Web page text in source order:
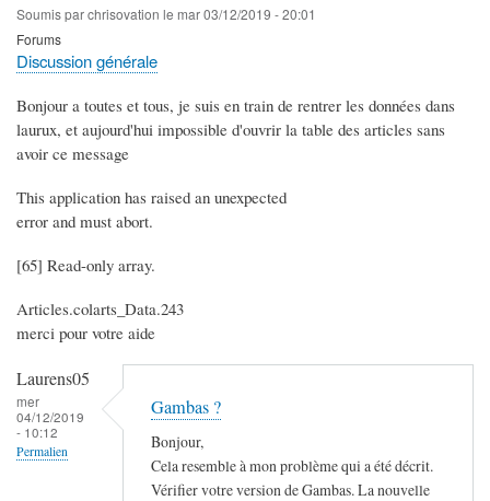
Soumis parchrisovation le mar 03/12/2019 - 20:01
Forums
Discussion générale
Bonjour a toutes et tous, je suis en train de rentrer les données dans
laurux, et aujourd'hui impossible d'ouvrir la table des articles sans
avoir ce message
This application has raised an unexpected
error and must abort.
[65] Read-only array.
Articles.colarts_Data.243
merci pour votre aide
Laurens05
mer
04/12/2019
- 10:12
Permalien
Gambas ?
Bonjour,
Cela resemble à mon problème qui a été décrit.
Vérifier votre version de Gambas. La nouvelle